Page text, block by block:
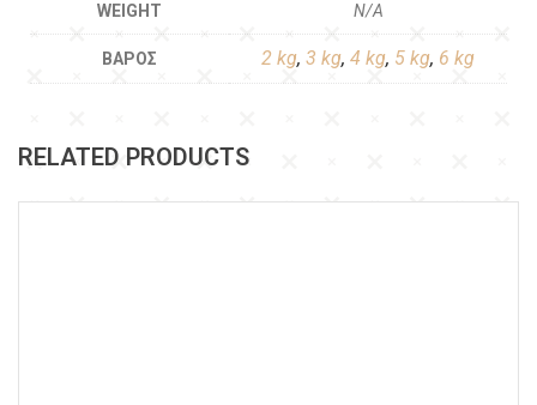
WEIGHT N/A
ΒΆΡΟΣ 2 kg, 3 kg, 4 kg, 5 kg, 6 kg
RELATED PRODUCTS